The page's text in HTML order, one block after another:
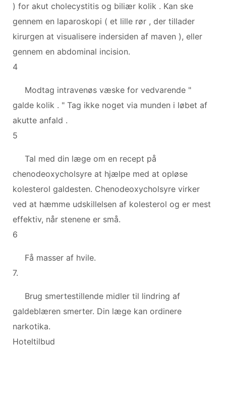
) for akut cholecystitis og biliær kolik . Kan ske
gennem en laparoskopi ( et lille rør , der tillader
kirurgen at visualisere indersiden af maven ), eller
gennem en abdominal incision.
4
Modtag intravenøs væske for vedvarende "
galde kolik . " Tag ikke noget via munden i løbet af
akutte anfald .
5
Tal med din læge om en recept på
chenodeoxycholsyre at hjælpe med at opløse
kolesterol galdesten. Chenodeoxycholsyre virker
ved at hæmme udskillelsen af kolesterol og er mest
effektiv, når stenene er små.
6
Få masser af hvile.
7.
Brug smertestillende midler til lindring af
galdeblæren smerter. Din læge kan ordinere
narkotika.
Hoteltilbud